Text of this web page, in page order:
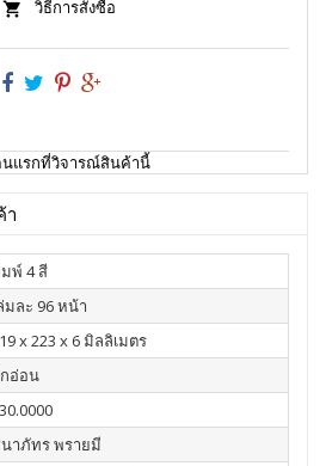
วิธีการสั่งซื้อ
นแรกที่วิจารณ์สินค้านี้
า
พ์ 4 สี
มละ 96 หน้า
x 223 x 6 มิลลิเมตร
อ่อน
าภัทร พรายมี